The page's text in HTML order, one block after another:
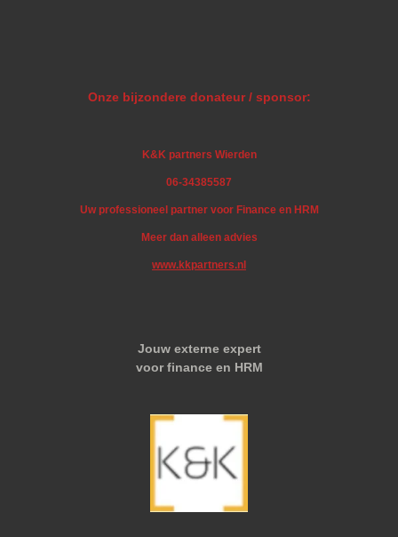
Onze bijzondere donateur / sponsor:
K&K partners Wierden
06-34385587
Uw professioneel partner voor Finance en HRM
Meer dan alleen advies
www.kkpartners.nl
Jouw externe expert
voor finance en HRM